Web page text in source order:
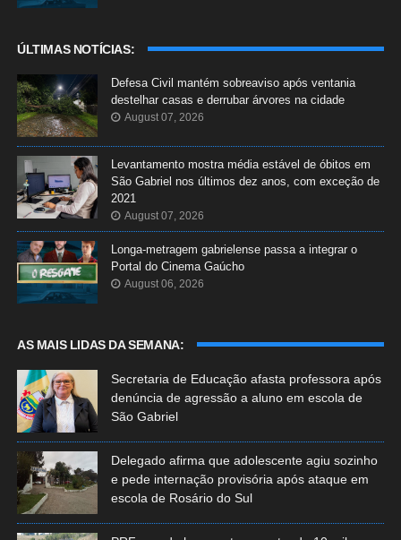
ÚLTIMAS NOTÍCIAS:
Defesa Civil mantém sobreaviso após ventania
destelhar casas e derrubar árvores na cidade
August 07, 2026
Levantamento mostra média estável de óbitos em
São Gabriel nos últimos dez anos, com exceção de
2021
August 07, 2026
Longa-metragem gabrielense passa a integrar o
Portal do Cinema Gaúcho
August 06, 2026
AS MAIS LIDAS DA SEMANA:
Secretaria de Educação afasta professora após
denúncia de agressão a aluno em escola de
São Gabriel
Delegado afirma que adolescente agiu sozinho
e pede internação provisória após ataque em
escola de Rosário do Sul